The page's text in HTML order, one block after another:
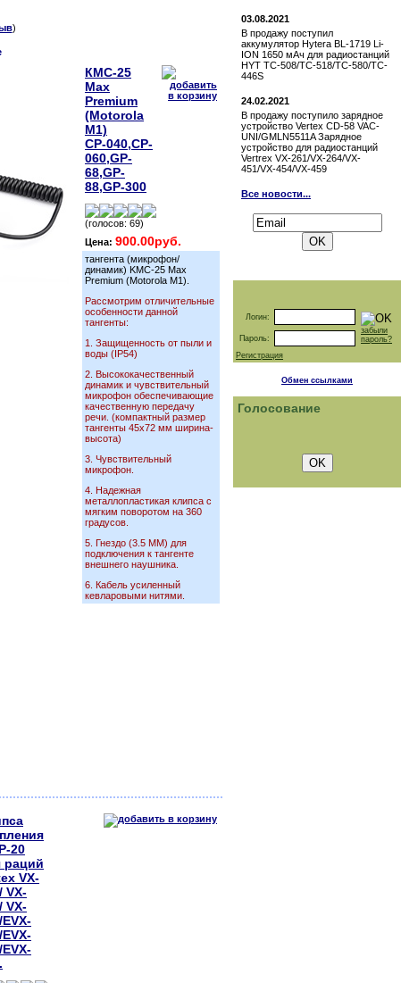
)
КМС-25
Max
Premium
(Motorola
M1)
СР-040,СP-
060,GP-
68,GP-
88,GP-300
(голосов: 69)
Цена: 900.00руб.
тангента (микрофон/
динамик) KMC-25 Max
Premium (Motorola M1).
Рассмотрим отличительные
особенности данной
тангенты:
1. Защищенность от пыли и
воды (IP54)
2. Высококачественный
динамик и чувствительный
микрофон обеспечивающие
качественную передачу
речи. (компактный размер
тангенты 45х72 мм ширина-
высота)
3. Чувствительный
микрофон.
4. Надежная
металлопластикая клипса с
мягким поворотом на 360
градусов.
5. Гнездо (3.5 ММ) для
подключения к тангенте
внешнего наушника.
6. Кабель усиленный
кевларовыми нитями.
20
раций
VX-
VX-
VX-
03.08.2021
В продажу поступил
аккумулятор Hytera BL-1719 Li-
ION 1650 мАч для радиостанций
HYT TC-508/TC-518/TC-580/TC-
446S
24.02.2021
В продажу поступило зарядное
устройство Vertex СD-58 VAC-
UNI/GMLN5511A Зарядное
устройство для радиостанций
Vertrex VX-261/VX-264/VX-
451/VX-454/VX-459
Все новости...
Логин:
Пароль:
забыли
пароль?
Регистрация
Обмен ссылками
Голосование